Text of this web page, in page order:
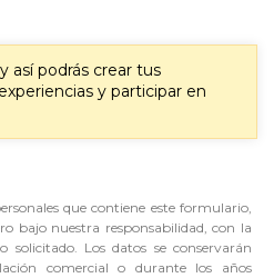
así podrás crear tus
y participar en
que contiene este formulario,
bajo nuestra responsabilidad, con la
solicitado. Los datos se conservarán
comercial o durante los años